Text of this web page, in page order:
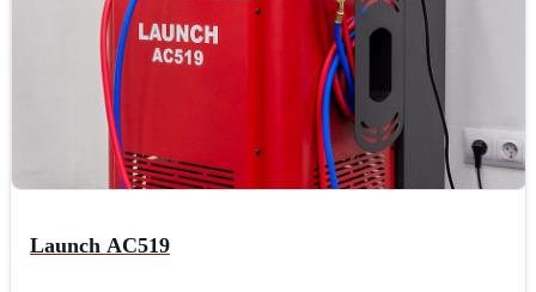
Автоматическая подача масла; Заполнение системы.
Launch AC519